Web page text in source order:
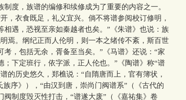
度，族谱的编修和续修成为了重要的内容之一。
，衣食既足，礼义宜兴。倘不将谱参阅校订修明，
遇，恐视至亲如秦越者也矣。”《朱谱》也说：族
焉。纲纪正而人伦明，则一本之绪传不紊，斯百世
，包括无余，胥备至当矣。”《马谱》还说：“家
下定班行，依字派，正人伦也。”《陶谱》称“谱
的历史悠久，郑樵说：“自隋唐而上，官有簿状，
族序》），“由汉到唐，崇尚门阀谱系”（《古代的
制度毁灭性打击，“谱遂大废”（《嘉祐集》卷